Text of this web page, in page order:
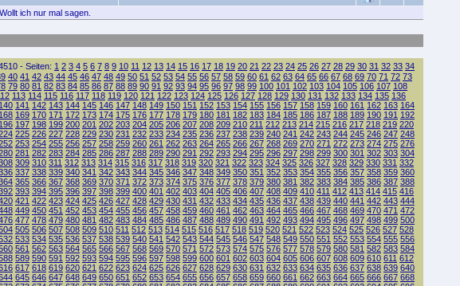
ich nur mal sagen.
- Seiten: 1 2 3 4 5 6 7 8 9 10 11 12 13 14 15 16 17 18 19 20 21 22 23 24 25 26 27 28 29 30 31 32 33 34
40 41 42 43 44 45 46 47 48 49 50 51 52 53 54 55 56 57 58 59 60 61 62 63 64 65 66 67 68 69 70 71 72 73
79 80 81 82 83 84 85 86 87 88 89 90 91 92 93 94 95 96 97 98 99 100 101 102 103 104 105 106 107 108
113 114 115 116 117 118 119 120 121 122 123 124 125 126 127 128 129 130 131 132 133 134 135 136
140 141 142 143 144 145 146 147 148 149 150 151 152 153 154 155 156 157 158 159 160 161 162 163 164
168 169 170 171 172 173 174 175 176 177 178 179 180 181 182 183 184 185 186 187 188 189 190 191 192
196 197 198 199 200 201 202 203 204 205 206 207 208 209 210 211 212 213 214 215 216 217 218 219 220
225 226 227 228 229 230 231 232 233 234 235 236 237 238 239 240 241 242 243 244 245 246 247 248
253 254 255 256 257 258 259 260 261 262 263 264 265 266 267 268 269 270 271 272 273 274 275 276
281 282 283 284 285 286 287 288 289 290 291 292 293 294 295 296 297 298 299 300 301 302 303 304
309 310 311 312 313 314 315 316 317 318 319 320 321 322 323 324 325 326 327 328 329 330 331 332
337 338 339 340 341 342 343 344 345 346 347 348 349 350 351 352 353 354 355 356 357 358 359 360
365 366 367 368 369 370 371 372 373 374 375 376 377 378 379 380 381 382 383 384 385 386 387 388
393 394 395 396 397 398 399 400 401 402 403 404 405 406 407 408 409 410 411 412 413 414 415 416
421 422 423 424 425 426 427 428 429 430 431 432 433 434 435 436 437 438 439 440 441 442 443 444
449 450 451 452 453 454 455 456 457 458 459 460 461 462 463 464 465 466 467 468 469 470 471 472
477 478 479 480 481 482 483 484 485 486 487 488 489 490 491 492 493 494 495 496 497 498 499 500
505 506 507 508 509 510 511 512 513 514 515 516 517 518 519 520 521 522 523 524 525 526 527 528
533 534 535 536 537 538 539 540 541 542 543 544 545 546 547 548 549 550 551 552 553 554 555 556
561 562 563 564 565 566 567 568 569 570 571 572 573 574 575 576 577 578 579 580 581 582 583 584
589 590 591 592 593 594 595 596 597 598 599 600 601 602 603 604 605 606 607 608 609 610 611 612
617 618 619 620 621 622 623 624 625 626 627 628 629 630 631 632 633 634 635 636 637 638 639 640
645 646 647 648 649 650 651 652 653 654 655 656 657 658 659 660 661 662 663 664 665 666 667 668